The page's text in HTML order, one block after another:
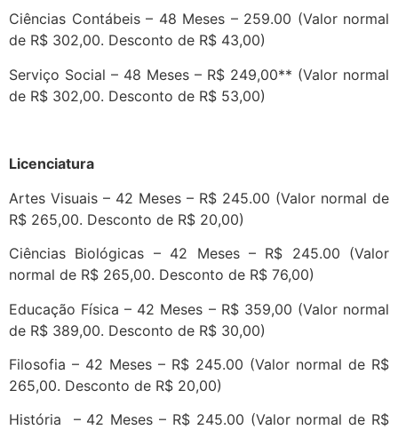
Ciências Contábeis – 48 Meses – 259.00 (Valor normal
de R$ 302,00. Desconto de R$ 43,00)
Serviço Social – 48 Meses – R$ 249,00** (Valor normal
de R$ 302,00. Desconto de R$ 53,00)
Licenciatura
Artes Visuais – 42 Meses – R$ 245.00 (Valor normal de
R$ 265,00. Desconto de R$ 20,00)
Ciências Biológicas – 42 Meses – R$ 245.00 (Valor
normal de R$ 265,00. Desconto de R$ 76,00)
Educação Física – 42 Meses – R$ 359,00 (Valor normal
de R$ 389,00. Desconto de R$ 30,00)
Filosofia – 42 Meses – R$ 245.00 (Valor normal de R$
265,00. Desconto de R$ 20,00)
História – 42 Meses – R$ 245.00 (Valor normal de R$